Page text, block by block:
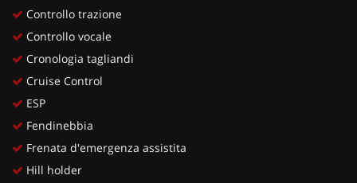
Controllo trazione
Controllo vocale
Cronologia tagliandi
Cruise Control
ESP
Fendinebbia
Frenata d'emergenza assistita
Hill holder